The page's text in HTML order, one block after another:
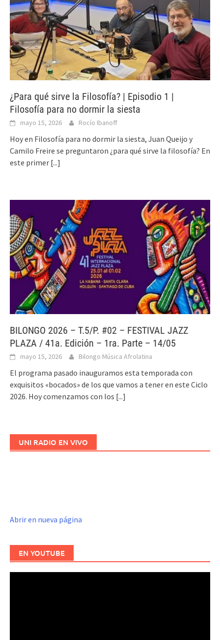
¿Para qué sirve la Filosofía? | Episodio 1 |
Filosofía para no dormir la siesta
mayo 15, 2026 Rocío Ibanoff
Hoy en Filosofía para no dormir la siesta, Juan Queijo y
Camilo Freire se preguntaron ¿para qué sirve la filosofía? En
este primer [...]
BILONGO 2026 – T.5/P. #02 – FESTIVAL JAZZ
PLAZA / 41a. Edición – 1ra. Parte – 14/05
mayo 15, 2026 Bilongo Música Afrolatina
El programa pasado inauguramos esta temporada con
exquisitos «bocados» de los que vamos a tener en este Ciclo
2026. Hoy comenzamos con los [...]
UNI RADIO EN VIVO
Abrir en nueva página
EN YOUTUBE